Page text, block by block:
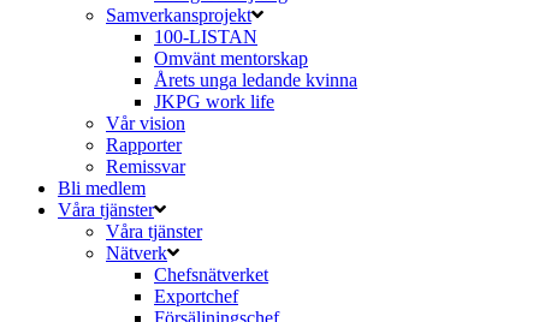
Samverkansprojekt
100-LISTAN
Omvänt mentorskap
Årets unga ledande kvinna
JKPG work life
Vår vision
Rapporter
Remissvar
Bli medlem
Våra tjänster
Våra tjänster
Nätverk
Chefsnätverket
Exportchef
Försäljningschef